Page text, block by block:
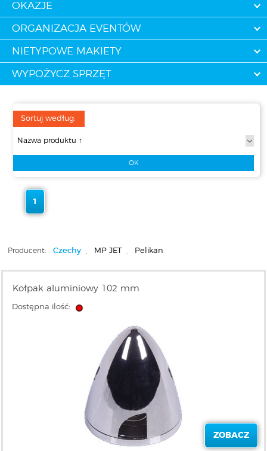
OKAZJE
ORGANIZACJA EVENTÓW
NIETYPOWE MAKIETY
WYPOŻYCZ SPRZĘT
Sortuj według:
1
Producent: Czechy MP JET Pelikan
Kołpak aluminiowy 102 mm
Dostępna ilość:
ZOBACZ